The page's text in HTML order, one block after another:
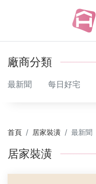
廠商分類
最新聞 每日好宅
首頁 居家裝潢 最新聞
居家裝潢